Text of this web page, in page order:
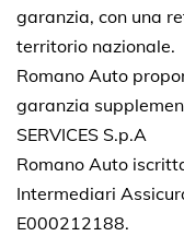
garanzia, con una
territorio nazionale.
Romano Auto
garanzia
SERVICES S.p.A
Romano Auto
Intermediari
E000212188.